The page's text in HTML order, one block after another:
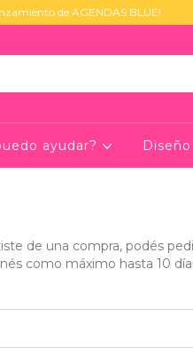
de AGENDAS BLUE!
ayudar?
de una compra, podés
como máximo hasta 10